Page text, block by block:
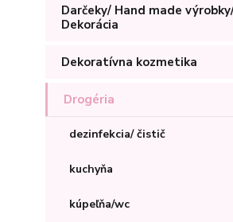
Darčeky/ Hand made
Dekorácia
Dekoratívna kozmetika
Drogéria
dezinfekcia/ čistič
kuchyňa
kúpeľňa/wc